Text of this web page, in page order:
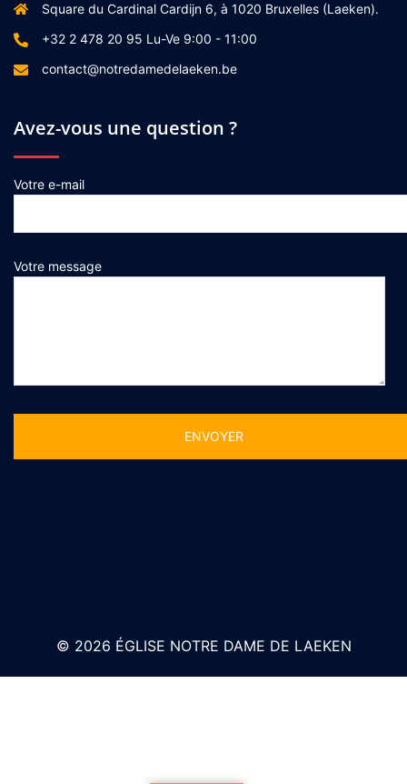
Square du Cardinal Cardijn 6, à 1020 Bruxelles (Laeken).
+32 2 478 20 95 Lu-Ve 9:00 - 11:00
contact@notredamedelaeken.be
Avez-vous une question ?
Votre e-mail
Votre message
© 2026 ÉGLISE NOTRE DAME DE LAEKEN